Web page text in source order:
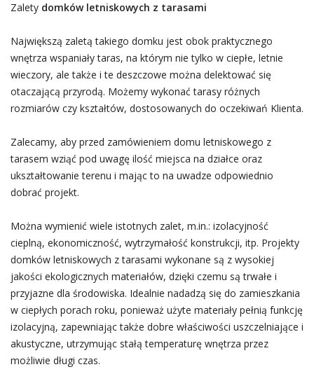
Zalety domków letniskowych z tarasami
Największą zaletą takiego domku jest obok praktycznego
wnętrza wspaniały taras, na którym nie tylko w ciepłe, letnie
wieczory, ale także i te deszczowe można delektować się
otaczającą przyrodą. Możemy wykonać tarasy różnych
rozmiarów czy kształtów, dostosowanych do oczekiwań Klienta.
Zalecamy, aby przed zamówieniem domu letniskowego z
tarasem wziąć pod uwagę ilość miejsca na działce oraz
ukształtowanie terenu i mając to na uwadze odpowiednio
dobrać projekt.
Można wymienić wiele istotnych zalet, m.in.: izolacyjność
cieplną, ekonomiczność, wytrzymałość konstrukcji, itp. Projekty
domków letniskowych z tarasami wykonane są z wysokiej
jakości ekologicznych materiałów, dzięki czemu są trwałe i
przyjazne dla środowiska. Idealnie nadadzą się do zamieszkania
w ciepłych porach roku, ponieważ użyte materiały pełnią funkcję
izolacyjną, zapewniając także dobre właściwości uszczelniające i
akustyczne, utrzymując stałą temperaturę wnętrza przez
możliwie długi czas.